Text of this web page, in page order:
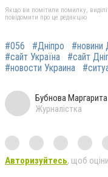
Якщо ви помітили помилку,
повідомити про це редакцію
#056 #Дніпро #новини
#сайт Україна
#сайт
#новости Украина
Бубнова Маргарита
Журналістка
Авторизуйтесь, щоб